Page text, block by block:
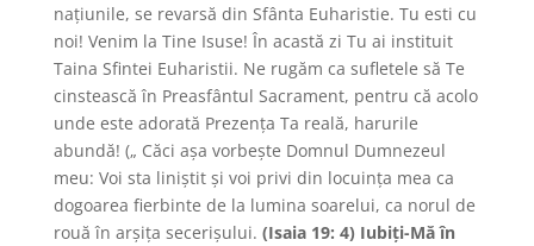
naţiunile, se revarsă din Sfânta Euharistie. Tu esti cu
noi! Venim la Tine Isuse! În acastă zi Tu ai instituit
Taina Sfintei Euharistii. Ne rugăm ca sufletele să Te
cinstească în Preasfântul Sacrament, pentru că acolo
unde este adorată Prezenţa Ta reală, harurile
abundă! („ Căci aşa vorbeşte Domnul Dumnezeul
meu: Voi sta liniştit şi voi privi din locuinţa mea ca
dogoarea fierbinte de la lumina soarelui, ca norul de
rouă în arşiţa secerişului. (Isaia 19: 4) Iubiţi-Mă în